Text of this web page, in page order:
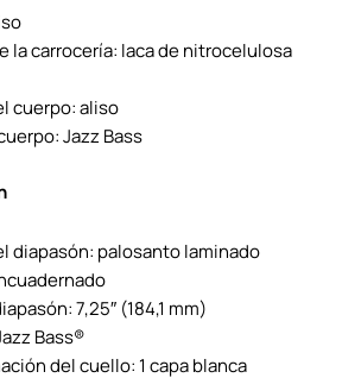
la carrocería: laca de nitrocelulosa
cuerpo: aliso
Jazz Bass
diapasón: palosanto laminado
7,25″ (184,1 mm)
Bass®
del cuello: 1 capa blanca